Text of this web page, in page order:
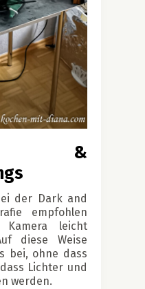
&
der Dark and
empfohlen
leicht
diese Weise
bei, ohne dass
Lichter und
werden.